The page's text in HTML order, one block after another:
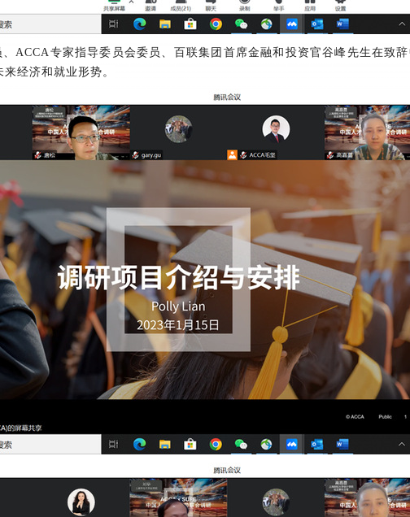
、ACCA专家指导委员会委员、百联集团首席金融和投资官谷峰先生在致
经济和就业形势。